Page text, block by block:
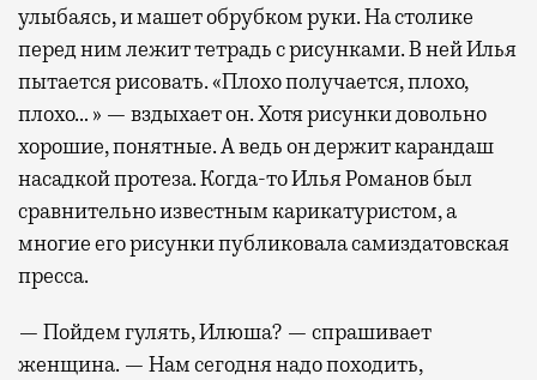
улыбаясь, и машет обрубком руки. На столике
перед ним лежит тетрадь с рисунками. В ней Илья
пытается рисовать. «Плохо получается, плохо,
плохо… » — вздыхает он. Хотя рисунки довольно
хорошие, понятные. А ведь он держит карандаш
насадкой протеза. Когда-то Илья Романов был
сравнительно известным карикатуристом, а
многие его рисунки публиковала самиздатовская
пресса.
— Пойдем гулять, Илюша? — спрашивает
женщина. — Нам сегодня надо походить,